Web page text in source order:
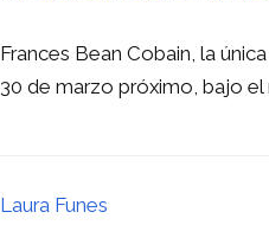
Frances Bean Cobain, la
30 de marzo próximo, bajo
Laura Funes